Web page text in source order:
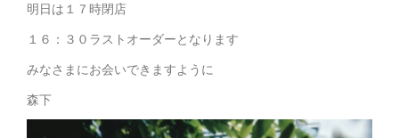
明日は１７時閉店
１６：３０ラストオーダーとなります
みなさまにお会いできますように
森下